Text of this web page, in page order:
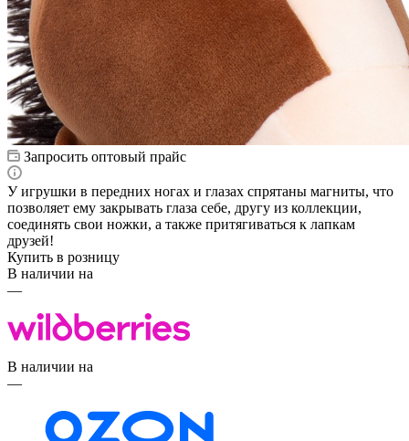
Запросить оптовый прайс
У игрушки в передних ногах и глазах спрятаны магниты, что
позволяет ему закрывать глаза себе, другу из коллекции,
соединять свои ножки, а также притягиваться к лапкам
друзей!
Купить в розницу
В наличии на
—
В наличии на
—